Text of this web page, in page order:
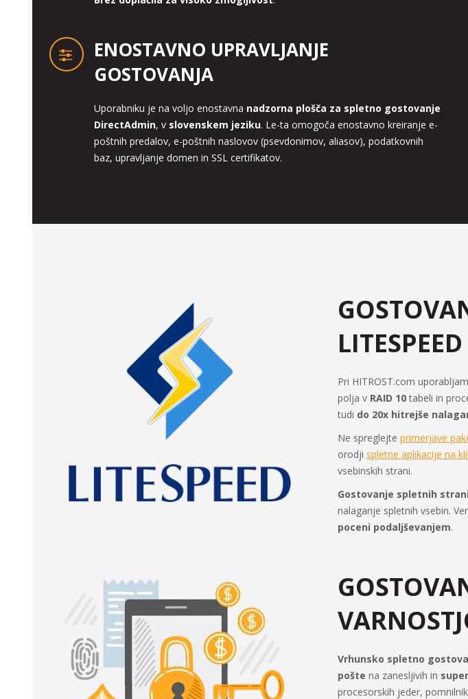
ENOSTAVNO UPRAVLJANJE
GOSTOVANJA
Uporabniku je na voljo enostavna nadzorna plošča za spletno gostovanje
DirectAdmin, v slovenskem jeziku. Le-ta omogoča enostavno kreiranje e-
poštnih predalov, e-poštnih naslovov (psevdonimov, aliasov), podatkovnih
baz, upravljanje domen in SSL certifikatov.
Pri HITROST.com
polja v RAID 10tabeli in
tudi do 20x hitrejše
Ne spreglejte primerjave
orodji spletne aplikacije na
vsebinskih strani.
Gostovanje spletnih strani
nalaganje spletnih vsebin.
poceni podaljševanjem.
Vrhunsko spletno
pošte na zanesljivih in
procesorskih jeder,